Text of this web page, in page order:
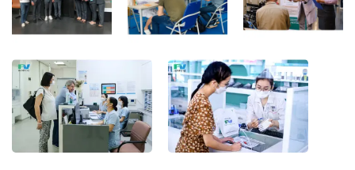
the
keyboard
shortcuts
for
changing
dates.